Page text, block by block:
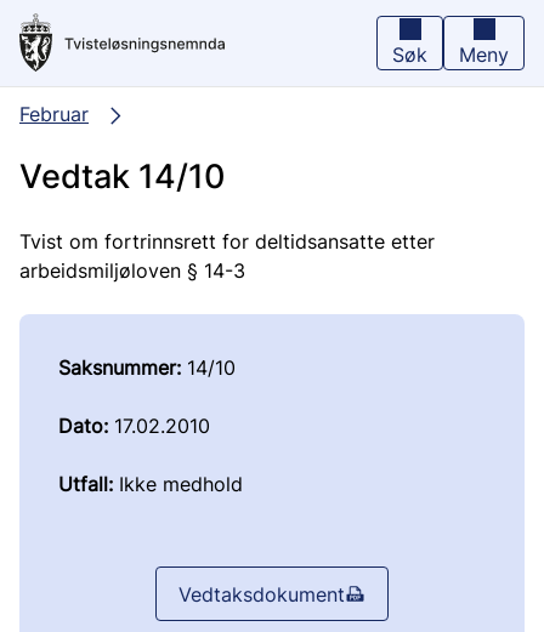
Hopp
hovedinnhold
Søk Meny
Februar
Vedtak 14/10
Tvist om fortrinnsrett for deltidsansatte etter
arbeidsmiljøloven § 14-3
Saksnummer: 14/10
Dato: 17.02.2010
Utfall: Ikke medhold
Vedtaksdokument